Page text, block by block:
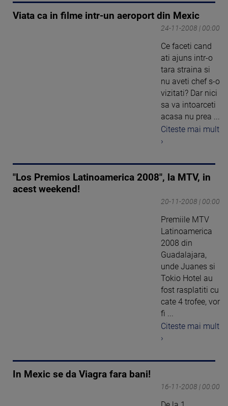
Viata ca in filme intr-un aeroport din Mexic
24-11-2008 | 00:00
Ce faceti cand
ati ajuns intr-o
tara straina si
nu aveti chef s-o
vizitati? Dar nici
sa va intoarceti
acasa nu prea ...
Citeste mai mult
›
"Los Premios Latinoamerica 2008", la MTV, in
acest weekend!
20-11-2008 | 00:00
Premiile MTV
Latinoamerica
2008 din
Guadalajara,
unde Juanes si
Tokio Hotel au
fost rasplatiti cu
cate 4 trofee, vor
fi ...
Citeste mai mult
›
In Mexic se da Viagra fara bani!
16-11-2008 | 00:00